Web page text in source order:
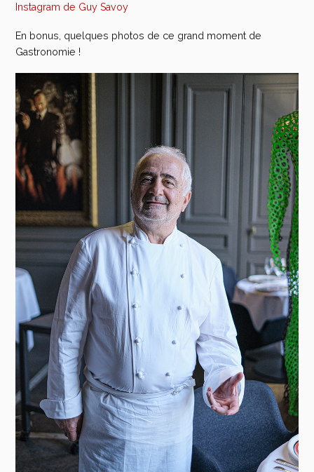
Instagram de Guy Savoy
En bonus, quelques photos de ce grand moment de
Gastronomie !